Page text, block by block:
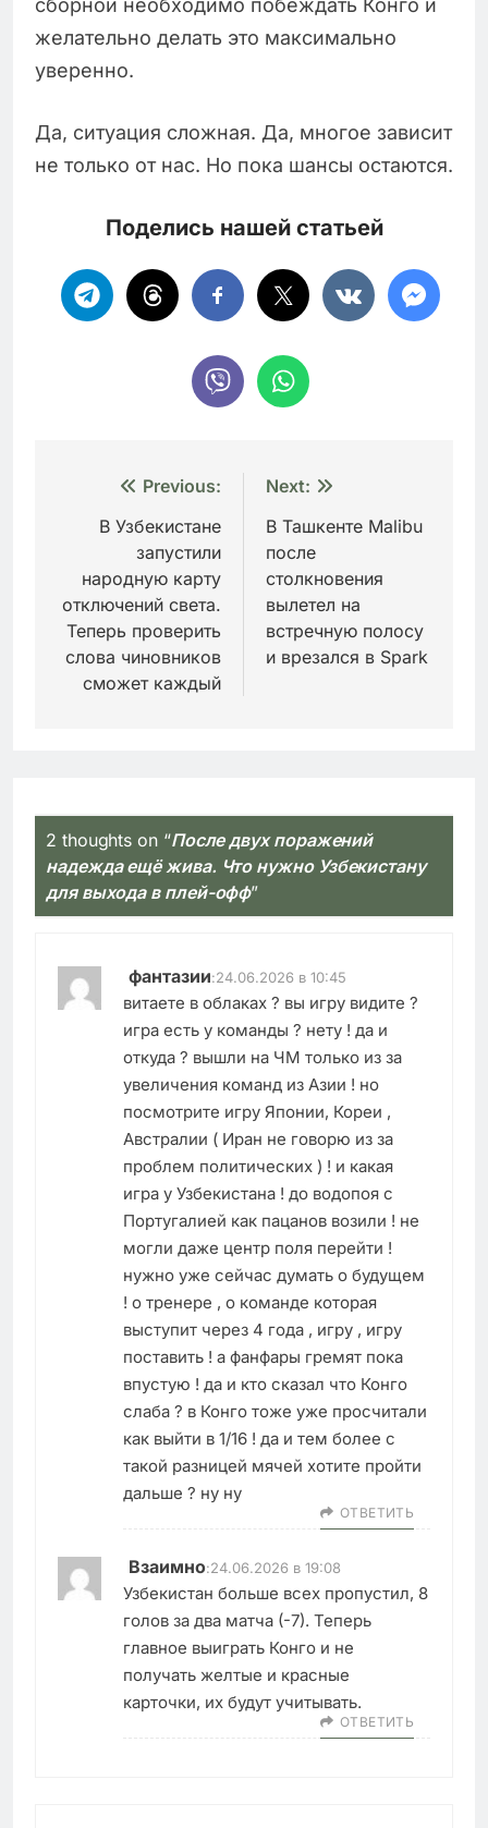
сборной необходимо побеждать Конго и
желательно делать это максимально
уверенно.
Да, ситуация сложная. Да, многое зависит
не только от нас. Но пока шансы остаются.
Поделись нашей статьей
Навигация
записям
Previous:
В Узбекистане
запустили
народную карту
отключений света.
Теперь проверить
слова чиновников
сможет каждый
Next:
В Ташкенте Malibu
после
столкновения
вылетел на
встречную полосу
и врезался в Spark
2 thoughts on “После двух поражений
надежда ещё жива. Что нужно Узбекистану
для выхода в плей-офф”
фантазии:24.06.2026 в 10:45
витаете в облаках ? вы игру видите ?
игра есть у команды ? нету ! да и
откуда ? вышли на ЧМ только из за
увеличения команд из Азии ! но
посмотрите игру Японии, Кореи ,
Австралии ( Иран не говорю из за
проблем политических ) ! и какая
игра у Узбекистана ! до водопоя с
Португалией как пацанов возили ! не
могли даже центр поля перейти !
нужно уже сейчас думать о будущем
! о тренере , о команде которая
выступит через 4 года , игру , игру
поставить ! а фанфары гремят пока
впустую ! да и кто сказал что Конго
слаба ? в Конго тоже уже просчитали
как выйти в 1/16 ! да и тем более с
такой разницей мячей хотите пройти
дальше ? ну ну
ОТВЕТИТЬ
Взаимно:24.06.2026 в 19:08
Узбекистан больше всех пропустил, 8
голов за два матча (-7). Теперь
главное выиграть Конго и не
получать желтые и красные
карточки, их будут учитывать.
ОТВЕТИТЬ